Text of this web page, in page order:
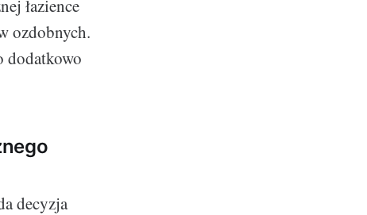
łazience
ozdobnych.
dodatkowo
decyzja